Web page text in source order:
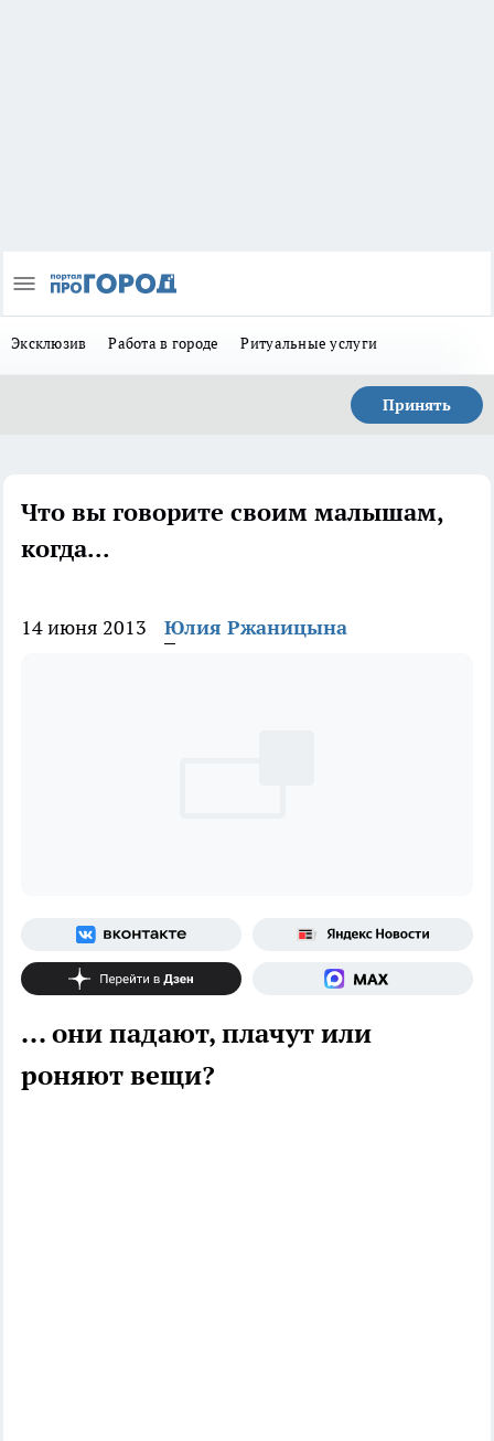
Эксклюзив Работа в городе Ритуальные услуги
Принять
Что вы говорите своим малышам,
когда...
14 июня 2013 Юлия Ржаницына
... они падают, плачут или
роняют вещи?